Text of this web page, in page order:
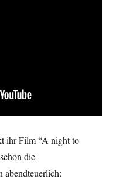
ihr Film “A night to
die
abendteuerlich: